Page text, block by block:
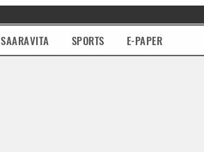
SAARAVITA SPORTS E-PAPER